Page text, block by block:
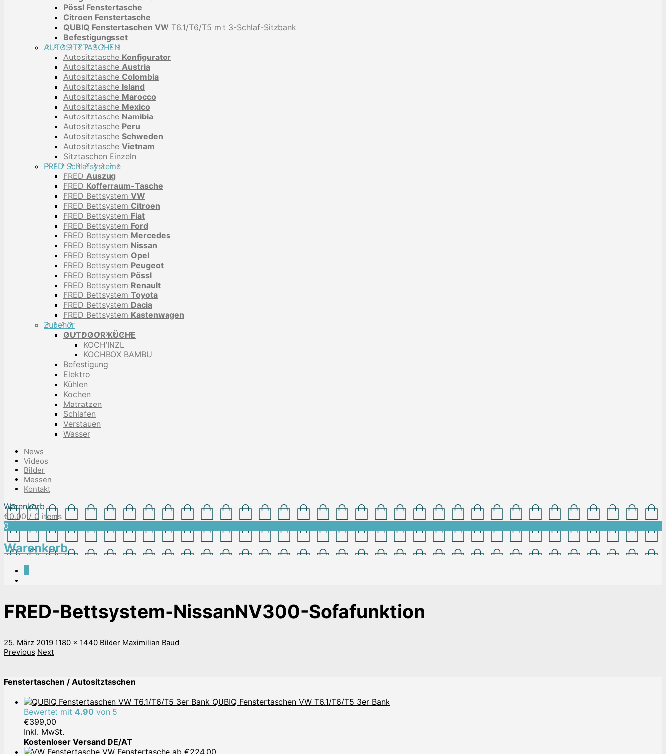
Pössl Fenstertasche
Citroen Fenstertasche
QUBIQ Fenstertaschen VW T6.1/T6/T5 mit 3-Schlaf-Sitzbank
Befestigungsset
AUTOSITZTASCHEN
Autositztasche Konfigurator
Autositztasche Austria
Autositztasche Colombia
Autositztasche Island
Autositztasche Marocco
Autositztasche Mexico
Autositztasche Namibia
Autositztasche Peru
Autositztasche Schweden
Autositztasche Vietnam
Sitztaschen Einzeln
FRED Schlafsysteme
FRED Auszug
FRED Kofferraum-Tasche
FRED Bettsystem VW
FRED Bettsystem Citroen
FRED Bettsystem Fiat
FRED Bettsystem Ford
FRED Bettsystem Mercedes
FRED Bettsystem Nissan
FRED Bettsystem Opel
FRED Bettsystem Peugeot
FRED Bettsystem Pössl
FRED Bettsystem Renault
FRED Bettsystem Toyota
FRED Bettsystem Dacia
FRED Bettsystem Kastenwagen
Zubehör
OUTDOOR KÜCHE
KOCH’INZL
KOCHBOX BAMBU
Befestigung
Elektro
Kühlen
Kochen
Matratzen
Schlafen
Verstauen
Wasser
News
Videos
Bilder
Messen
Kontakt
Warenkorb
€0,00 / 0 items
0
Warenkorb
FRED-Bettsystem-NissanNV300-Sofafunktion
25. März 2019 1180 x 1440 Bilder Maximilian Baud
Previous Next
Fenstertaschen / Autositztaschen
QUBIQ Fenstertaschen VW T6.1/T6/T5 3er Bank
Bewertet mit 4.90 von 5
€399,00
Inkl. MwSt.
Kostenloser Versand DE/AT
VW Fenstertasche ab €224,00